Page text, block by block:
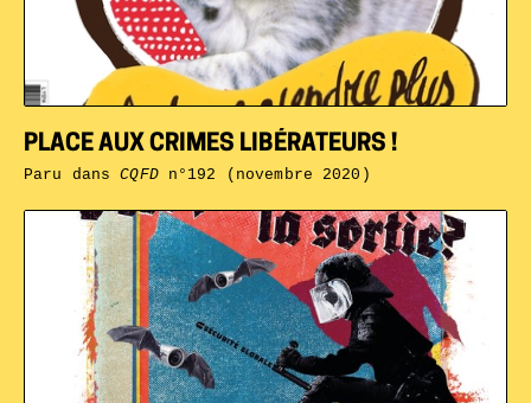
PLACE AUX CRIMES LIBÉRATEURS !
Paru dansCQFDn°192 (novembre 2020)